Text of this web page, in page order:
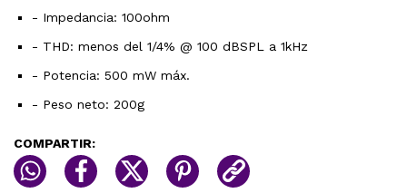
- Impedancia: 100ohm
- THD: menos del 1/4% @ 100 dBSPL a 1kHz
- Potencia: 500 mW máx.
- Peso neto: 200g
COMPARTIR: